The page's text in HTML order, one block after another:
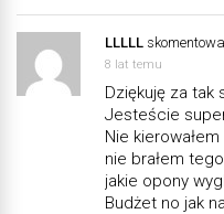
LLLLL
8 lat temu
Dziękuję za tak
Jesteście
Nie
nie brałem
jakie opony
Budżet no jak